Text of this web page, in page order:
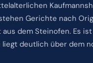
Gerichte nach
dem Steinofen. Es
deutlich über dem